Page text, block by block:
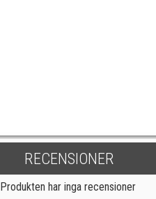
RECENSIONER
Produkten har inga recensioner